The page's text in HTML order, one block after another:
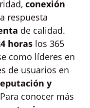
conexión
respuesta
de calidad.
horas los 365
como líderes en
de usuarios en
y
conocer más